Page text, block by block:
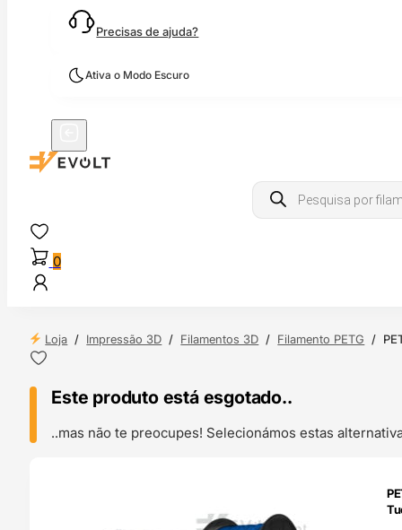
Precisas de ajuda?
Ativa o Modo Escuro
Products
search
0
Loja / Impressão 3D / Filamentos 3D / Filamento PETG /
Este produto está esgotado..
..mas não te preocupes! Selecionámos estas